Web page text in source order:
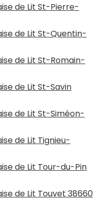
de Lit St-Pierre-
de Lit St-Quentin-
de Lit St-Romain-
de Lit St-Savin
de Lit St-Siméon-
de Lit Tignieu-
de Lit Tour-du-Pin
de Lit Touvet 38660